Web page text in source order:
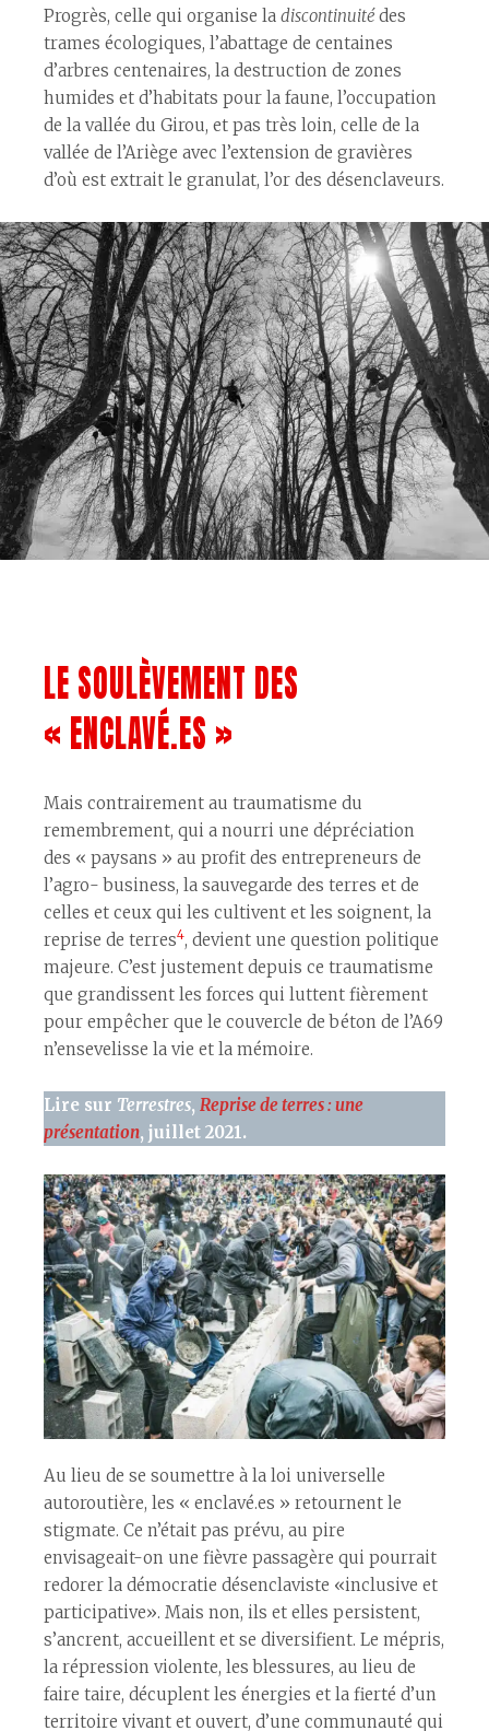
Progrès, celle qui organise ladiscontinuitédes
trames écologiques, l’abattage de centaines
d’arbres centenaires, la destruction de zones
humides et d’habitats pour la faune, l’occupation
de la vallée du Girou, et pas très loin, celle de la
vallée de l’Ariège avec l’extension de gravières
d’où est extrait le granulat, l’or des désenclaveurs.
LE SOULÈVEMENT DES
« ENCLAVÉ.ES »
Mais contrairement au traumatisme du
remembrement, qui a nourri une dépréciation
des « paysans » au profit des entrepreneurs de
l’agro- business, la sauvegarde des terres et de
celles et ceux qui les cultivent et les soignent, la
reprise de terres4, devient une question politique
majeure. C’est justement depuis ce traumatisme
que grandissent les forces qui luttent fièrement
pour empêcher que le couvercle de béton de l’A69
n’ensevelisse la vie et la mémoire.
Lire sur Terrestres, Reprise de terres : une
présentation, juillet 2021.
Au lieu de se soumettre à la loi universelle
autoroutière, les « enclavé.es » retournent le
stigmate. Ce n’était pas prévu, au pire
envisageait-on une fièvre passagère qui pourrait
redorer la démocratie désenclaviste «inclusive et
participative». Mais non, ils et elles persistent,
s’ancrent, accueillent et se diversifient. Le mépris,
la répression violente, les blessures, au lieu de
faire taire, décuplent les énergies et la fierté d’un
territoire vivant et ouvert, d’une communauté qui